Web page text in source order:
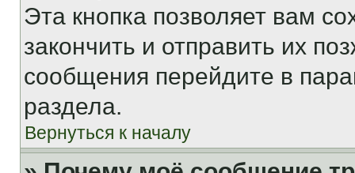
Эта кнопка позволяет вам
закончить и отправить их
сообщения перейдите в
раздела.
Вернуться к началу